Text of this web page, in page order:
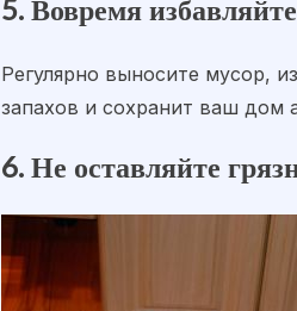
5. Вовремя
Регулярно выносите мусор,
запахов и сохранит ваш дом
6. Не оставляйте